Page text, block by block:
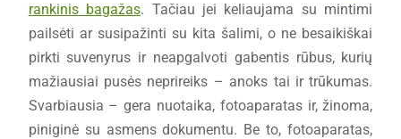
rankinis bagažas. Tačiau jei keliaujama su mintimi
pailsėti ar susipažinti su kita šalimi, o ne besaikiškai
pirkti suvenyrus ir neapgalvoti gabentis rūbus, kurių
mažiausiai pusės neprireiks – anoks tai ir trūkumas.
Svarbiausia – gera nuotaika, fotoaparatas ir, žinoma,
piniginė su asmens dokumentu. Be to, fotoaparatas,